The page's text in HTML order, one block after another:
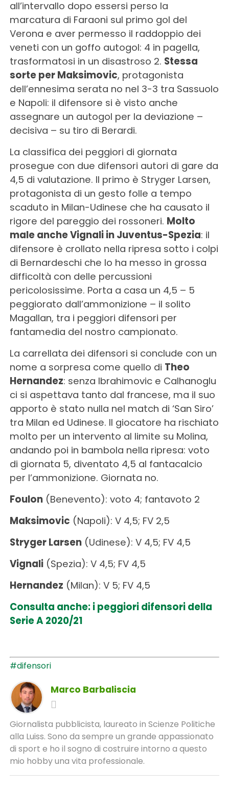
all’intervallo dopo essersi perso la
marcatura di Faraoni sul primo gol del
Verona e aver permesso il raddoppio dei
veneti con un goffo autogol: 4 in pagella,
trasformatosi in un disastroso 2. Stessa
sorte per Maksimovic, protagonista
dell’ennesima serata no nel 3-3 tra Sassuolo
e Napoli: il difensore si è visto anche
assegnare un autogol per la deviazione –
decisiva – su tiro di Berardi.
La classifica dei peggiori di giornata
prosegue con due difensori autori di gare da
4,5 di valutazione. Il primo è Stryger Larsen,
protagonista di un gesto folle a tempo
scaduto in Milan-Udinese che ha causato il
rigore del pareggio dei rossoneri. Molto
male anche Vignali in Juventus-Spezia: il
difensore è crollato nella ripresa sotto i colpi
di Bernardeschi che lo ha messo in grossa
difficoltà con delle percussioni
pericolosissime. Porta a casa un 4,5 – 5
peggiorato dall’ammonizione – il solito
Magallan, tra i peggiori difensori per
fantamedia del nostro campionato.
La carrellata dei difensori si conclude con un
nome a sorpresa come quello di Theo
Hernandez: senza Ibrahimovic e Calhanoglu
ci si aspettava tanto dal francese, ma il suo
apporto è stato nulla nel match di ‘San Siro’
tra Milan ed Udinese. Il giocatore ha rischiato
molto per un intervento al limite su Molina,
andando poi in bambola nella ripresa: voto
di giornata 5, diventato 4,5 al fantacalcio
per l’ammonizione. Giornata no.
Foulon(Benevento): voto 4; fantavoto 2
Maksimovic (Napoli): V 4,5; FV 2,5
Stryger Larsen(Udinese): V 4,5; FV 4,5
Vignali(Spezia): V 4,5; FV 4,5
Hernandez (Milan): V 5; FV 4,5
Consulta anche: i peggiori difensori della
Serie A 2020/21
#difensori
Marco Barbaliscia
Giornalista pubblicista, laureato in Scienze Politiche
alla Luiss. Sono da sempre un grande appassionato
di sport e ho il sogno di costruire intorno a questo
mio hobby una vita professionale.